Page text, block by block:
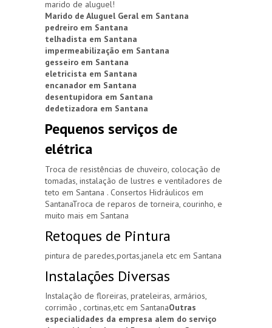
marido de aluguel!
Marido de Aluguel Geral em Santana
pedreiro em Santana
telhadista em Santana
impermeabilização em Santana
gesseiro em Santana
eletricista em Santana
encanador em Santana
desentupidora em Santana
dedetizadora em Santana
Pequenos serviços de
elétrica
Troca de resistências de chuveiro, colocação de
tomadas, instalação de lustres e ventiladores de
teto em Santana . Consertos Hidráulicos em
SantanaTroca de reparos de torneira, courinho, e
muito mais em Santana
Retoques de Pintura
pintura de paredes,portas,janela etc em Santana
Instalações Diversas
Instalação de floreiras, prateleiras, armários,
corrimão , cortinas,etc em SantanaOutras
especialidades da empresa alem do serviço